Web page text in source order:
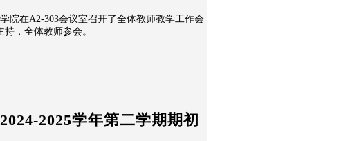
院在A2-303会议室召开了全体教师教学工作会
，全体教师参会。
2025学年第二学期期初